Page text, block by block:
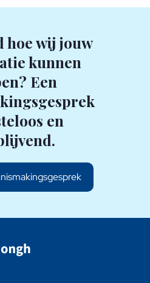
hoe wij jouw
kunnen
Een
en